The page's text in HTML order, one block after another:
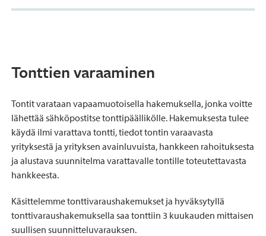
Tonttien varaaminen
Tontit varataan vapaamuotoisella hakemuksella, jonka voitte
lähettää sähköpostitse tonttipäällikölle. Hakemuksesta tulee
käydä ilmi varattava tontti, tiedot tontin varaavasta
yrityksestä ja yrityksen avainluvuista, hankkeen rahoituksesta
ja alustava suunnitelma varattavalle tontille toteutettavasta
hankkeesta.
Käsittelemme tonttivaraushakemukset ja hyväksytyllä
tonttivaraushakemuksella saa tonttiin 3 kuukauden mittaisen
suullisen suunnitteluvarauksen.